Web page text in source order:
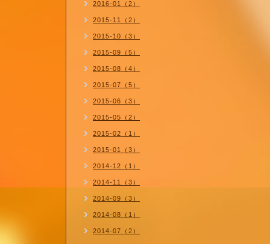
2016-01（2）
2015-11（2）
2015-10（3）
2015-09（5）
2015-08（4）
2015-07（5）
2015-06（3）
2015-05（2）
2015-02（1）
2015-01（3）
2014-12（1）
2014-11（3）
2014-09（3）
2014-08（1）
2014-07（2）